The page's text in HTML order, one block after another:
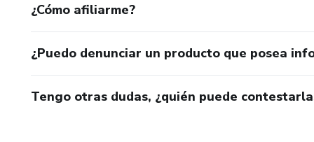
¿Cómo afiliarme?
¿Puedo denunciar un producto que posea
Tengo otras dudas, ¿quién puede